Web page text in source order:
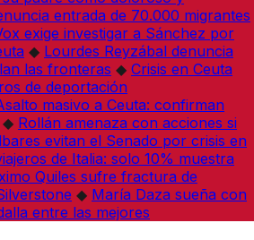
entrada de 70.000 migrantes
exige investigar a Sánchez por
◆ Lourdes Reyzábal denuncia
las fronteras ◆ Crisis en Ceuta
de deportación
masivo a Ceuta: confirman
◆ Rollán amenaza con acciones si
evitan el Senado por crisis en
de Italia: solo 10% muestra
Quiles sufre fractura de
◆ María Daza sueña con
entre las mejores